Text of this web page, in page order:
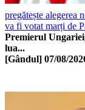
pregătește alegerea
va fi votat marți de
Premierul
lua...
[Gândul] 07/08/